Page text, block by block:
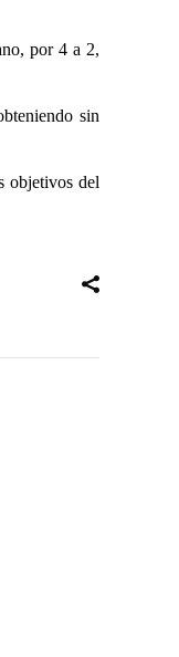
por 4 a 2,
sin
objetivos del